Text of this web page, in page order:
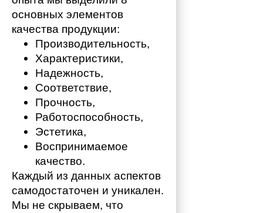
основных элементов
качества продукции:
Производительность,
Характеристики,
Надежность,
Соответствие,
Прочность,
Работоспособность,
Эстетика,
Воспринимаемое
качество.
Каждый из данных аспектов
самодостаточен и уникален.
Мы не скрываем, что